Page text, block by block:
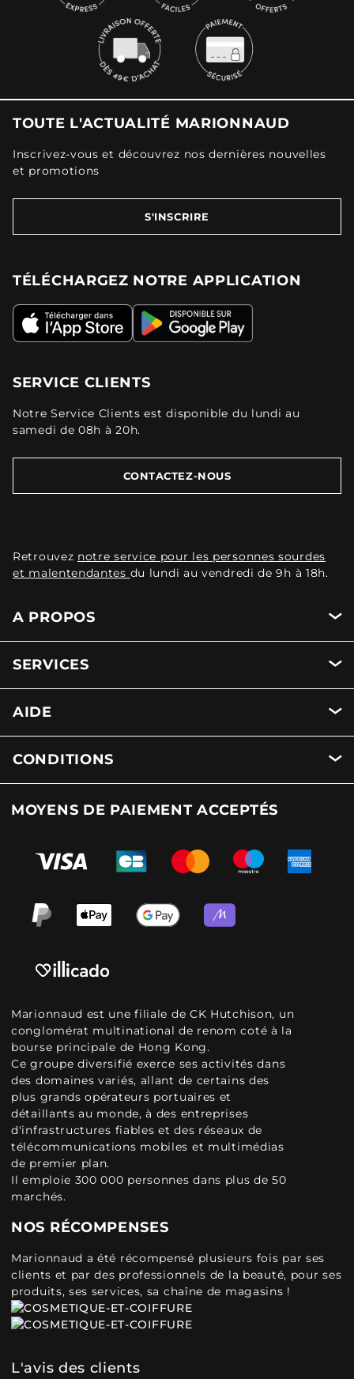
TOUTE L'ACTUALITÉ MARIONNAUD
Inscrivez-vous et découvrez nos dernières nouvelles
et promotions
S'INSCRIRE
TÉLÉCHARGEZ NOTRE APPLICATION
SERVICE CLIENTS
Notre Service Clients est disponible du lundi au
samedi de 08h à 20h.
CONTACTEZ-NOUS
Retrouvez notre service pour les personnes sourdes
et malentendantes du lundi au vendredi de 9h à 18h.
A PROPOS
SERVICES
AIDE
CONDITIONS
MOYENS DE PAIEMENT ACCEPTÉS
Marionnaud est une filiale de CK Hutchison, un
conglomérat multinational de renom coté à la
bourse principale de Hong Kong.
Ce groupe diversifié exerce ses activités dans
des domaines variés, allant de certains des
plus grands opérateurs portuaires et
détaillants au monde, à des entreprises
d'infrastructures fiables et des réseaux de
télécommunications mobiles et multimédias
de premier plan.
Il emploie 300 000 personnes dans plus de 50
marchés.
NOS RÉCOMPENSES
Marionnaud a été récompensé plusieurs fois par ses
clients et par des professionnels de la beauté, pour ses
produits, ses services, sa chaîne de magasins !
L'avis des clients